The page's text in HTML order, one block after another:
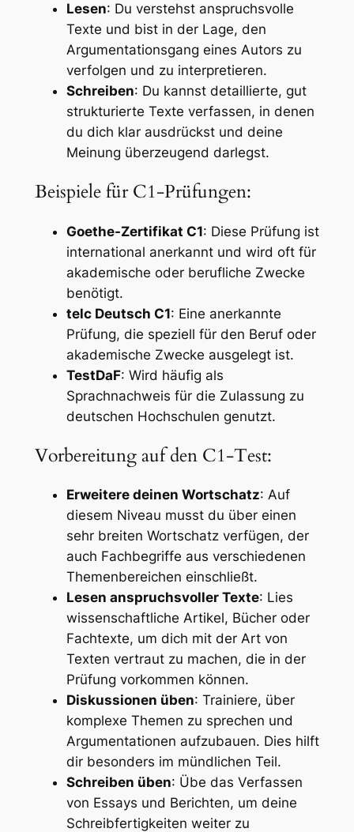
Lesen: Du verstehst anspruchsvolle
Texte und bist in der Lage, den
Argumentationsgang eines Autors zu
verfolgen und zu interpretieren.
Schreiben: Du kannst detaillierte, gut
strukturierte Texte verfassen, in denen
du dich klar ausdrückst und deine
Meinung überzeugend darlegst.
Beispiele für C1-Prüfungen:
Goethe-Zertifikat C1: Diese Prüfung ist
international anerkannt und wird oft für
akademische oder berufliche Zwecke
benötigt.
telc Deutsch C1: Eine anerkannte
Prüfung, die speziell für den Beruf oder
akademische Zwecke ausgelegt ist.
TestDaF: Wird häufig als
Sprachnachweis für die Zulassung zu
deutschen Hochschulen genutzt.
Vorbereitung auf den C1-Test:
Erweitere deinen Wortschatz: Auf
diesem Niveau musst du über einen
sehr breiten Wortschatz verfügen, der
auch Fachbegriffe aus verschiedenen
Themenbereichen einschließt.
Lesen anspruchsvoller Texte: Lies
wissenschaftliche Artikel, Bücher oder
Fachtexte, um dich mit der Art von
Texten vertraut zu machen, die in der
Prüfung vorkommen können.
Diskussionen üben: Trainiere, über
komplexe Themen zu sprechen und
Argumentationen aufzubauen. Dies hilft
dir besonders im mündlichen Teil.
Schreiben üben: Übe das Verfassen
von Essays und Berichten, um deine
Schreibfertigkeiten weiter zu